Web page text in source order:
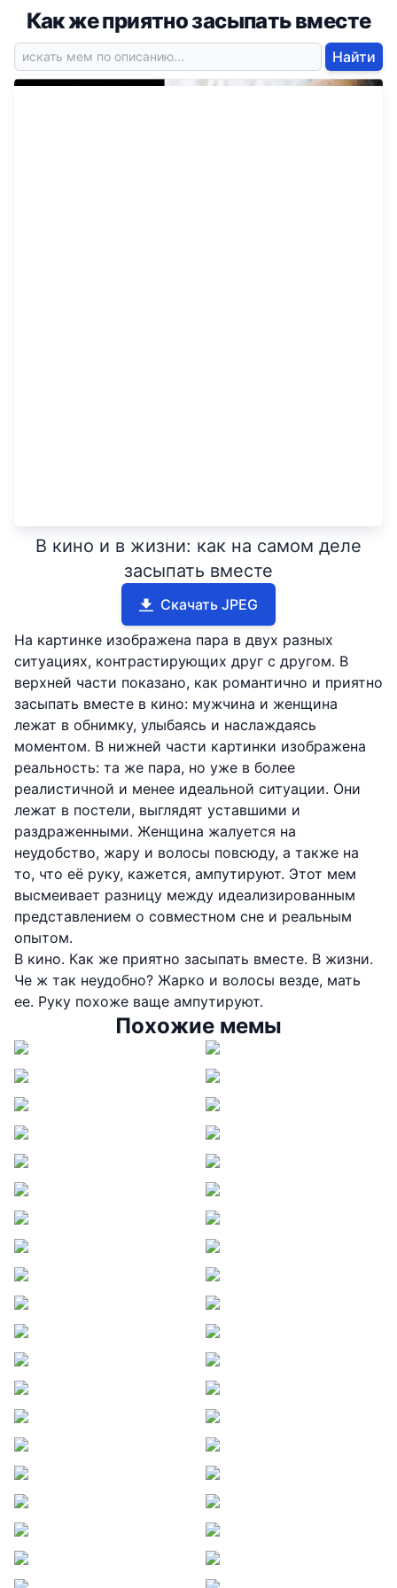
Как же приятно засыпать вместе
Найти
В кино и в жизни: как на самом деле
засыпать вместе
Скачать JPEG
На картинке изображена пара в двух разных
ситуациях, контрастирующих друг с другом. В
верхней части показано, как романтично и приятно
засыпать вместе в кино: мужчина и женщина
лежат в обнимку, улыбаясь и наслаждаясь
моментом. В нижней части картинки изображена
реальность: та же пара, но уже в более
реалистичной и менее идеальной ситуации. Они
лежат в постели, выглядят уставшими и
раздраженными. Женщина жалуется на
неудобство, жару и волосы повсюду, а также на
то, что её руку, кажется, ампутируют. Этот мем
высмеивает разницу между идеализированным
представлением о совместном сне и реальным
опытом.
В кино. Как же приятно засыпать вместе. В жизни.
Че ж так неудобно? Жарко и волосы везде, мать
ее. Руку похоже ваще ампутируют.
Похожие мемы